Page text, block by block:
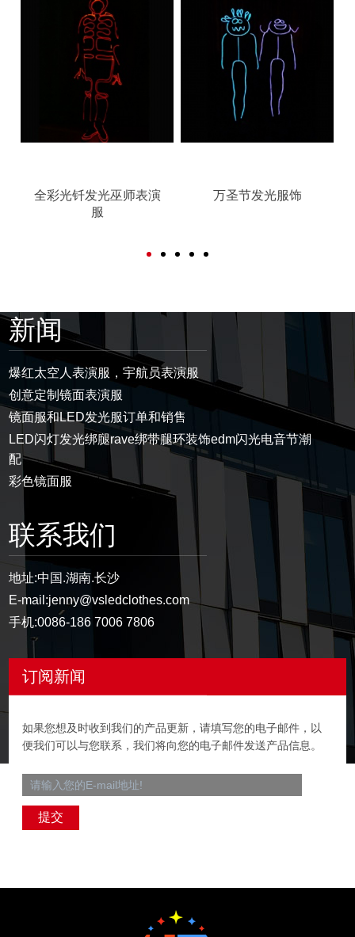
全彩光钎发光巫师表演
服
万圣节发光服饰
新闻
爆红太空人表演服，宇航员表演服
创意定制镜面表演服
镜面服和LED发光服订单和销售
LED闪灯发光绑腿rave绑带腿环装饰edm闪光电音节潮
配
彩色镜面服
联系我们
地址:中国.湖南.长沙
E-mail:jenny@vsledclothes.com
手机:0086-186 7006 7806
订阅新闻
如果您想及时收到我们的产品更新，请填写您的电子邮件，以
便我们可以与您联系，我们将向您的电子邮件发送产品信息。